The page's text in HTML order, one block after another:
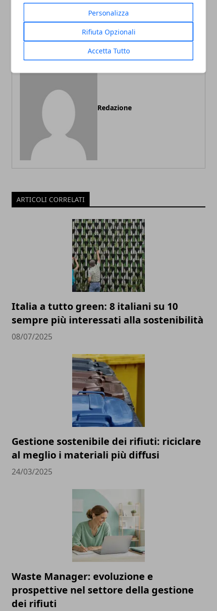
Personalizza
Rifiuta Opzionali
Accetta Tutto
Amianto: un potenziale
Energia dalle alghe: a che
Redazione
ARTICOLI CORRELATI
Italia a tutto green: 8 italiani su 10
sempre più interessati alla sostenibilità
08/07/2025
Gestione sostenibile dei rifiuti: riciclare
al meglio i materiali più diffusi
24/03/2025
Waste Manager: evoluzione e
prospettive nel settore della gestione
dei rifiuti